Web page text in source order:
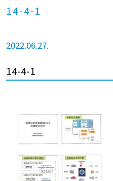
14-4-1
2022.06.27.
14-4-1